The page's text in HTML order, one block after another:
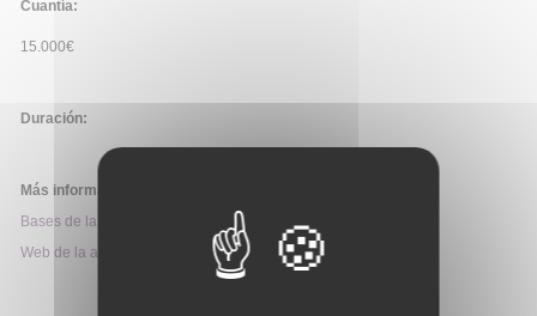
Cuantía:
15.000€
Duración:
Más información:
Bases de la convocatoria
Web de la ayuda